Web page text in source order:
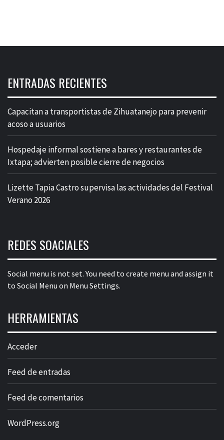
ENTRADAS RECIENTES
Capacitan a transportistas de Zihuatanejo para prevenir
acoso a usuarios
Hospedaje informal sostiene a bares y restaurantes de
Ixtapa; advierten posible cierre de negocios
Lizette Tapia Castro supervisa las actividades del Festival
Verano 2026
REDES SOACIALES
Social menu is not set. You need to create menu and assign it
to Social Menu on Menu Settings.
HERRAMIENTAS
Acceder
Feed de entradas
Feed de comentarios
WordPress.org